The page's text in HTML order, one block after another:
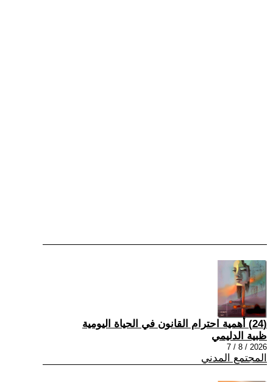
(24) أهمية احترام القانون في الحياة اليومية
ظبية الدليمي
2026 / 8 / 7
المجتمع المدني